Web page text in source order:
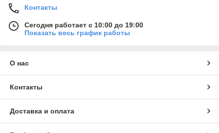
Контакты
Сегодня работает с 10:00 до 19:00
Показать весь график работы
О нас
Контакты
Доставка и оплата